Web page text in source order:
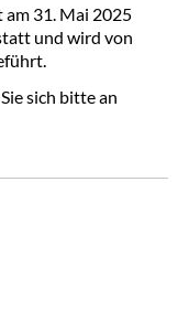
31. Mai 2025
und wird von
sich bitte an